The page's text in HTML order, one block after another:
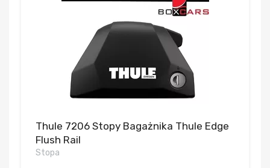
Thule 7206 Stopy Bagażnika Thule Edge
Flush Rail
Stopa